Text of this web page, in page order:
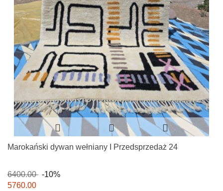
Marokański dywan wełniany I Przedsprzedaż 24
6400.00
-10%
5760.00